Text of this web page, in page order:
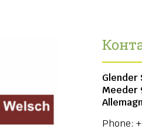
Glender
Meeder
Phone: